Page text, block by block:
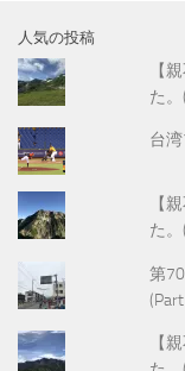
人気の投稿
【
た
台
【
た
第
【